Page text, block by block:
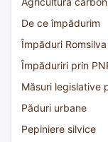
De ce împădurim
Împăduri Romsilva
Împăduriri prin
Măsuri legislative
Păduri urbane
Pepiniere silvice